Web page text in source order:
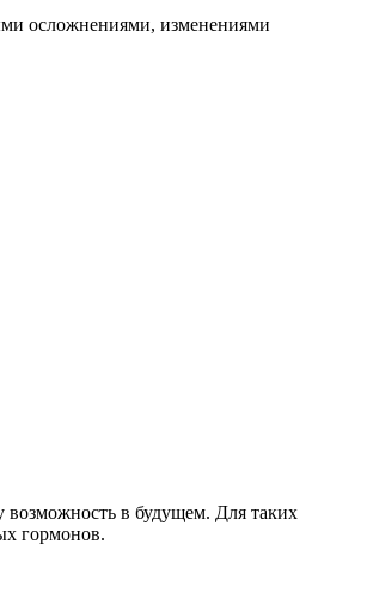
осложнениями, изменениями
возможность в будущем. Для таких
гормонов.